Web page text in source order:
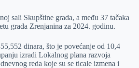
sali Skupštine grada, a među 37 tačaka
grada Zrenjanina za 2024. godinu.
dinara, što je povećanje od 10,4
izradi Lokalnog plana razvoja
reda koje su se ticale izmena i